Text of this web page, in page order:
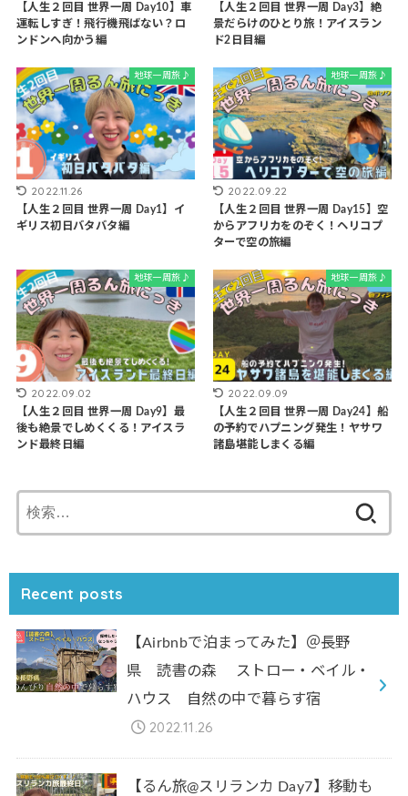
【人生２回目 世界一周 Day10】車
運転しすぎ！飛行機飛ばない？ロ
ンドンへ向かう編
【人生２回目 世界一周 Day3】絶
景だらけのひとり旅！アイスラン
ド2日目編
地球一周旅♪
2022.11.26
【人生２回目 世界一周 Day1】イ
ギリス初日バタバタ編
地球一周旅♪
2022.09.22
【人生２回目 世界一周 Day15】空
からアフリカをのぞく！ヘリコプ
ターで空の旅編
地球一周旅♪
2022.09.02
【人生２回目 世界一周 Day9】最
後も絶景でしめくくる！アイスラ
ンド最終日編
地球一周旅♪
2022.09.09
【人生２回目 世界一周 Day24】船
の予約でハプニング発生！ヤサワ
諸島堪能しまくる編
索:
Recent posts
【Airbnbで泊まってみた】＠長野
県 読書の森 ストロー・ベイル・
ハウス 自然の中で暮らす宿
2022.11.26
【るん旅@スリランカ Day7】移動も